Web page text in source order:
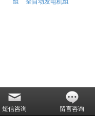
短信咨询 留言咨询